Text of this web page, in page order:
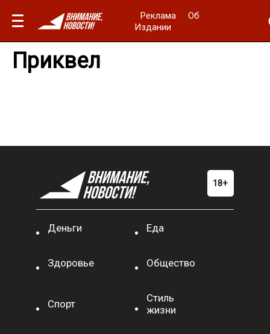
Реклама
Об
Издании
Приквел
Деньги Еда
Здоровье Общество
Спорт
Стиль
жизни